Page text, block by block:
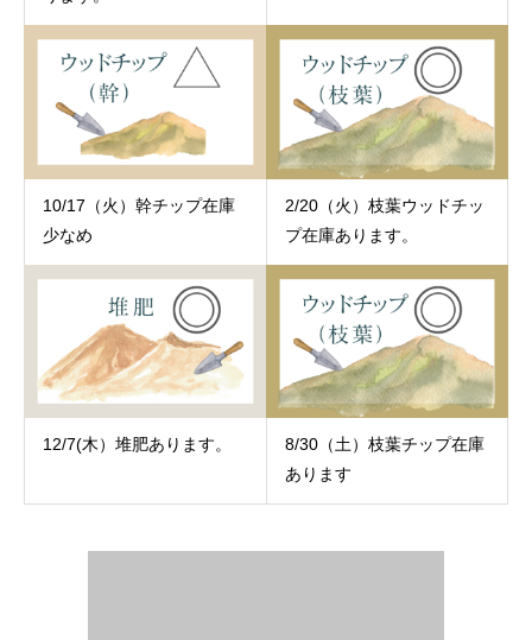
10/17（火）幹チップ在庫
少なめ
2/20（火）枝葉ウッドチッ
プ在庫あります。
12/7(木）堆肥あります。
8/30（土）枝葉チップ在庫
あります